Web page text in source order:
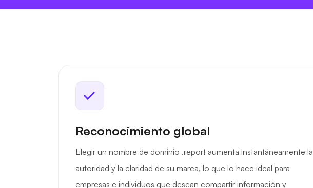
Reconocimiento global
Elegir un nombre de dominio .report aumenta instantáneamente la
autoridad y la claridad de su marca, lo que lo hace ideal para
empresas e individuos que desean compartir información y